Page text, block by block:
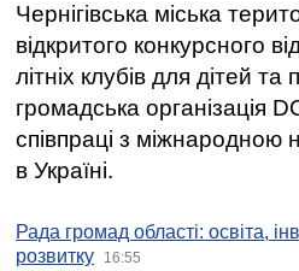
Чернігівська міська
відкритого конкурсного
літніх клубів для дітей
громадська організація
співпраці з міжнародною
в Україні.
Рада громад області: освіта,
розвитку
16:55